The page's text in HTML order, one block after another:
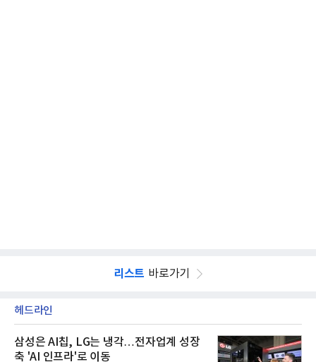
리스트 바로가기
헤드라인
삼성은 AI칩, LG는 냉각…전자업계 성장
축 'AI 인프라'로 이동